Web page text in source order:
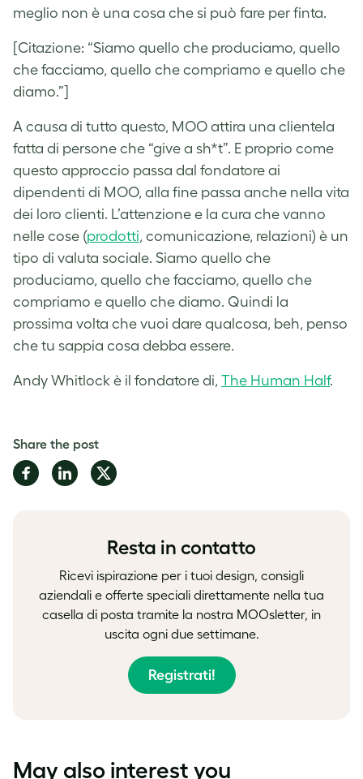
meglio non è una cosa che si può fare per finta.
[Citazione: “Siamo quello che produciamo, quello
che facciamo, quello che compriamo e quello che
diamo.”]
A causa di tutto questo, MOO attira una clientela
fatta di persone che “give a sh*t”. E proprio come
questo approccio passa dal fondatore ai
dipendenti di MOO, alla fine passa anche nella vita
dei loro clienti. L’attenzione e la cura che vanno
nelle cose (prodotti, comunicazione, relazioni) è un
tipo di valuta sociale. Siamo quello che
produciamo, quello che facciamo, quello che
compriamo e quello che diamo. Quindi la
prossima volta che vuoi dare qualcosa, beh, penso
che tu sappia cosa debba essere.
Andy Whitlock è il fondatore di, The Human Half.
Share the post
Share
on
Share
on
Share
on
Resta in contatto
Ricevi ispirazione per i tuoi design, consigli
aziendali e offerte speciali direttamente nella tua
casella di posta tramite la nostra MOOsletter, in
uscita ogni due settimane.
Registrati!
May also interest you